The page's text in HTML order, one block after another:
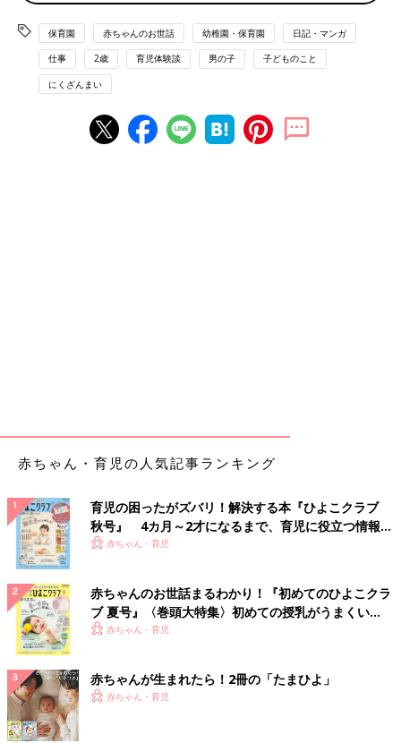
保育園 赤ちゃんのお世話 幼稚園・保育園 日記・マンガ
仕事 2歳 育児体験談 男の子 子どものこと
にくざんまい
赤ちゃん・育児の人気記事ランキング
育児の困ったがズバリ！解決する本『ひよこクラブ
秋号』 4カ月～2才になるまで、育児に役立つ情報が
いっぱい！
赤ちゃん・育児
赤ちゃんのお世話まるわかり！『初めてのひよこクラ
ブ 夏号』〈巻頭大特集〉初めての授乳がうまくい
く！ おっぱい・ミルクの基本と夏のトラブル 解決テ
赤ちゃん・育児
赤ちゃんが生まれたら！2冊の「たまひよ」
赤ちゃん・育児